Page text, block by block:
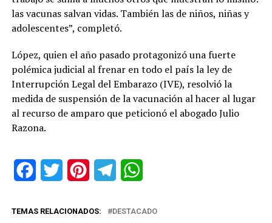
las vacunas salvan vidas. También las de niños, niñas y
adolescentes”, completó.
López, quien el año pasado protagonizó una fuerte
polémica judicial al frenar en todo el país la ley de
Interrupción Legal del Embarazo (IVE), resolvió la
medida de suspensión de la vacunación al hacer al lugar
al recurso de amparo que peticionó el abogado Julio
Razona.
FacebookTwitter PinterestTelegram
TEMAS RELACIONADOS: DESTACADO